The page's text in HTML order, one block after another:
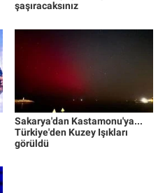
şaşıracaksınız
Sakarya'dan Kastamonu'ya...
Türkiye'den Kuzey Işıkları
görüldü